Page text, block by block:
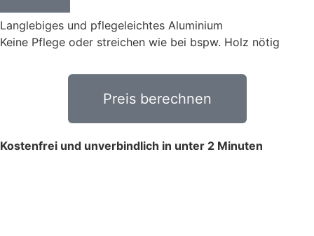
Langlebiges und pflegeleichtes Aluminium
Keine Pflege oder streichen wie bei bspw. Holz nötig
Preis berechnen
Kostenfrei und unverbindlich in unter 2 Minuten